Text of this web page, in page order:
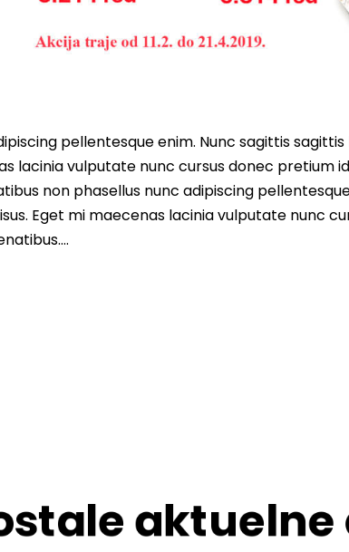
pellentesque enim. Nunc sagittis
lacinia vulputate nunc cursus donec pretium
non phasellus nunc adipiscing
Eget mi maecenas lacinia vulputate nunc